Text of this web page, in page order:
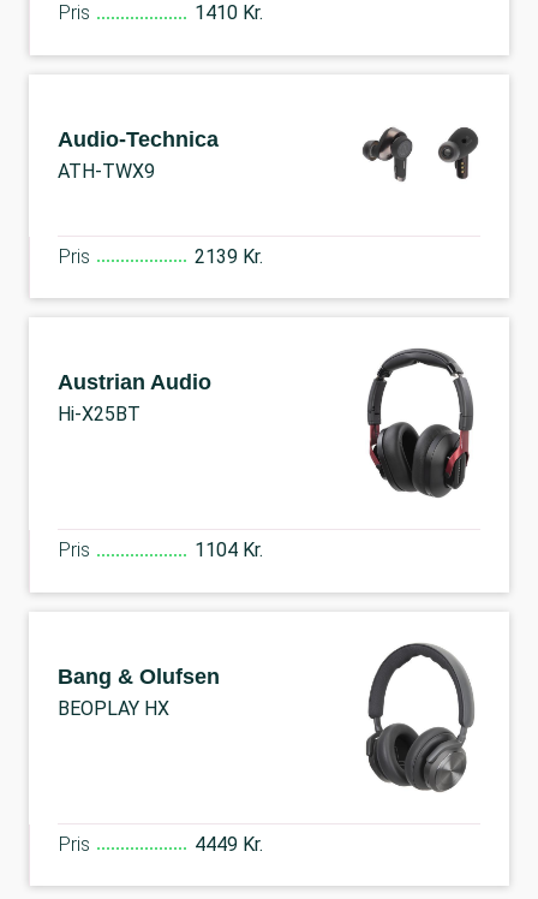
Pris 1410 Kr.
Audio-Technica
ATH-TWX9
Pris 2139 Kr.
Austrian Audio
Hi-X25BT
Pris 1104 Kr.
Bang & Olufsen
BEOPLAY HX
Pris 4449 Kr.